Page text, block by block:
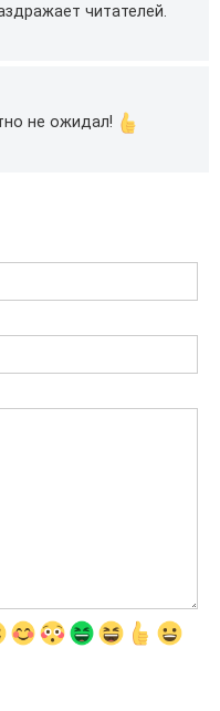
читателей.
не ожидал!